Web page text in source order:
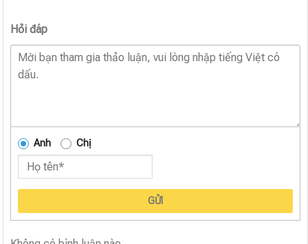
Hỏi đáp
Anh Chị
GỬI